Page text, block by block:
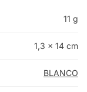
11 g
1,3 × 14 cm
BLANCO